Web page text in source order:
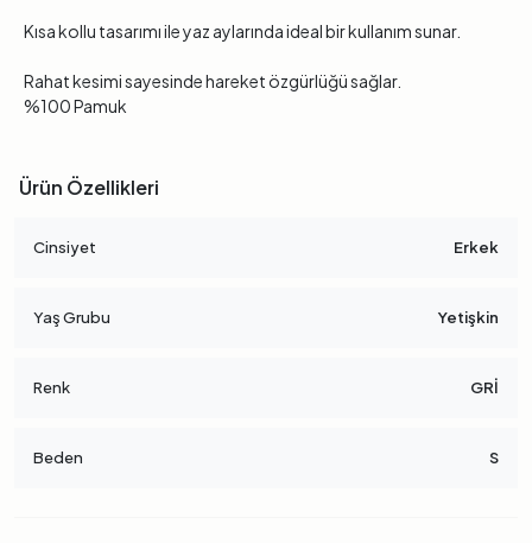
Kısa kollu tasarımı ile yaz aylarında ideal bir kullanım sunar.
Rahat kesimi sayesinde hareket özgürlüğü sağlar.
%100 Pamuk
Ürün Özellikleri
Cinsiyet Erkek
Yaş Grubu Yetişkin
Renk GRİ
Beden S